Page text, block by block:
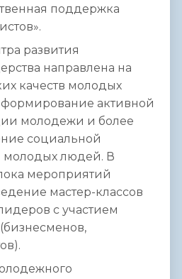
поддержка
развития
направлена на
качеств молодых
активной
молодежи и более
социальной
молодых людей. В
мероприятий
мастер-классов
с участием